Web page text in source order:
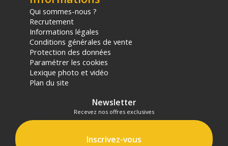
Qui sommes-nous ?
Recrutement
Informations légales
Conditions générales de vente
Protection des données
Paramétrer les cookies
Lexique photo et vidéo
Plan du site
Newsletter
Recevez nos offres exclusives
Inscrivez-vous